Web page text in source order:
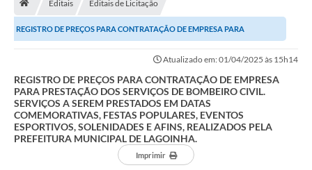
Secretarias
Multimídia
Contato
Formulário elaboração LDO
Editais Editais de Licitação
REGISTRO DE PREÇOS PARA CONTRATAÇÃO DE EMPRESA PARA
PRESTAÇÃO DOS SERVIÇOS DE BOMBEIRO CIVIL. SERVIÇOS A...
Atualizado em: 01/04/2025 às 15h14
REGISTRO DE PREÇOS PARA CONTRATAÇÃO DE EMPRESA
PARA PRESTAÇÃO DOS SERVIÇOS DE BOMBEIRO CIVIL.
SERVIÇOS A SEREM PRESTADOS EM DATAS
COMEMORATIVAS, FESTAS POPULARES, EVENTOS
ESPORTIVOS, SOLENIDADES E AFINS, REALIZADOS PELA
PREFEITURA MUNICIPAL DE LAGOINHA.
Imprimir